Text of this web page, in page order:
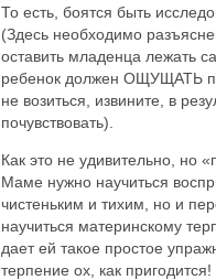
То есть, боятся быть
(Здесь необходимо
оставить младенца лежать
ребенок должен ОЩУЩАТЬ
не возиться, извините, в
почувствовать).
Как это не удивительно,
Маме нужно научиться
чистеньким и тихим, но и
научиться материнскому
дает ей такое простое
терпение ох, как пригодится!